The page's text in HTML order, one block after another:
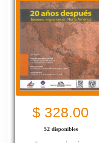
$ 328.00
52 disponibles